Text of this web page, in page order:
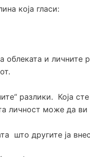
која гласи:
и личните
разлики. Која
личност може да ви
што другите ја